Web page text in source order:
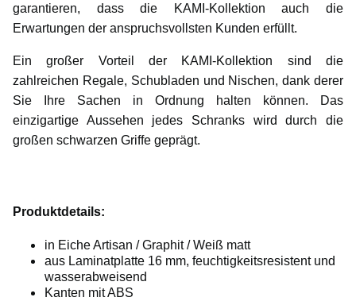
garantieren, dass die KAMI-Kollektion auch die
Erwartungen der anspruchsvollsten Kunden erfüllt.
Ein großer Vorteil der KAMI-Kollektion sind die
zahlreichen Regale, Schubladen und Nischen, dank derer
Sie Ihre Sachen in Ordnung halten können. Das
einzigartige Aussehen jedes Schranks wird durch die
großen schwarzen Griffe geprägt.
Produktdetails:
in Eiche Artisan / Graphit / Weiß matt
aus Laminatplatte 16 mm, feuchtigkeitsresistent und
wasserabweisend
Kanten mit ABS